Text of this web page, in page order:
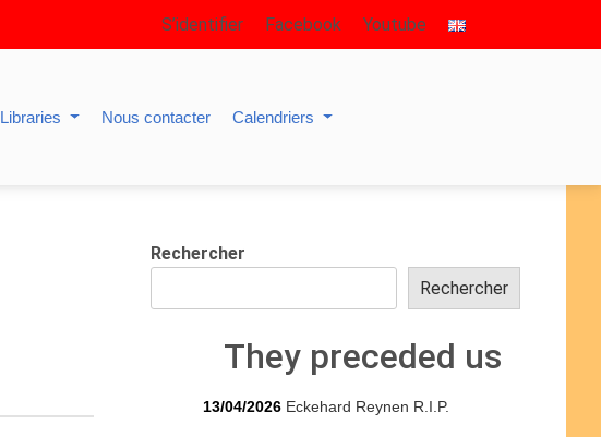
S’identifier Facebook Youtube
Libraries Nous contacter Calendriers
Rechercher
Rechercher
They preceded us
13/04/2026 Eckehard Reynen R.I.P.